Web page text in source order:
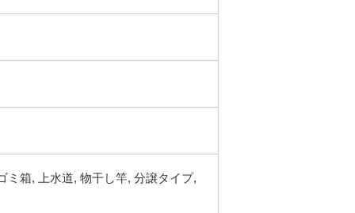
ミ箱, 上水道, 物干し竿, 分譲タイプ,